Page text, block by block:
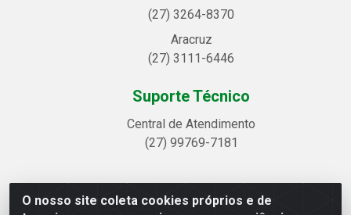
O nosso site coleta cookies próprios e de
(27) 3264-8370
Aracruz
(27) 3111-6446
Suporte Técnico
Central de Atendimento
(27) 99769-7181
Linhavix Distribuidora LTDA - Avenida Alegre, 2521 -